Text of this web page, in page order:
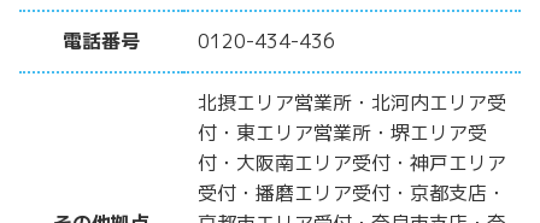
電話番号 0120-434-436
北摂エリア営業所・北河内エリア受
付・東エリア営業所・堺エリア受
付・大阪南エリア受付・神戸エリア
受付・播磨エリア受付・京都支店・